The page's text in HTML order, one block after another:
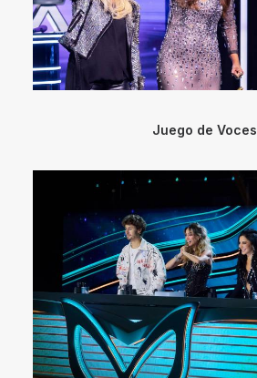
Juego de Voces